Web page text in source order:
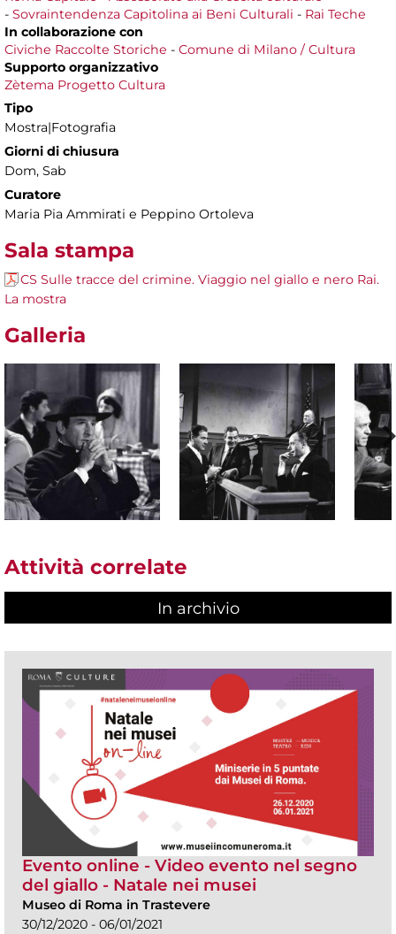
- Sovraintendenza Capitolina ai Beni Culturali - Rai Teche
In collaborazione con
Civiche Raccolte Storiche - Comune di Milano / Cultura
Supporto organizzativo
Zètema Progetto Cultura
Tipo
Mostra|Fotografia
Giorni di chiusura
Dom, Sab
Curatore
Maria Pia Ammirati e Peppino Ortoleva
Sala stampa
CS Sulle tracce del crimine. Viaggio nel giallo e nero Rai.
La mostra
Galleria
Attività correlate
In archivio
Evento online - Video evento nel segno
del giallo - Natale nei musei
Museo di Roma in Trastevere
30/12/2020 - 06/01/2021